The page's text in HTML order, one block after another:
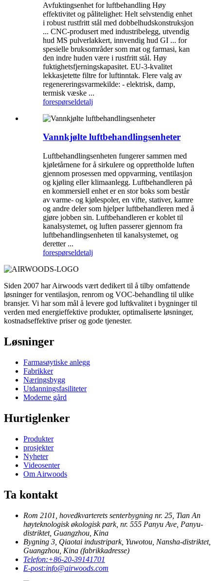
Avfuktingsenhet for luftbehandling Høy
effektivitet og pålitelighet: Helt selvstendig enhet
i robust rustfritt stål med dobbelhudskonstruksjon
... CNC-produsert med industribelegg, utvendig
hud MS pulverlakkert, innvendig hud GI ... for
spesielle bruksområder som mat og farmasi, kan
den indre huden være i rustfritt stål. Høy
fuktighetsfjerningskapasitet. EU-3-kvalitet
lekkasjetette filtre for luftinntak. Flere valg av
regenereringsvarmekilde: - elektrisk, damp,
termisk væske ...
forespørseldetalj
Vannkjølte luftbehandlingsenheter
Luftbehandlingsenheten fungerer sammen med
kjøletårnene for å sirkulere og opprettholde luften
gjennom prosessen med oppvarming, ventilasjon
og kjøling eller klimaanlegg. Luftbehandleren på
en kommersiell enhet er en stor boks som består
av varme- og kjølespoler, en vifte, stativer, kamre
og andre deler som hjelper luftbehandleren med å
gjøre jobben sin. Luftbehandleren er koblet til
kanalsystemet, og luften passerer gjennom fra
luftbehandlingsenheten til kanalsystemet, og
deretter ...
forespørseldetalj
Siden 2007 har Airwoods vært dedikert til å tilby omfattende
løsninger for ventilasjon, renrom og VOC-behandling til ulike
bransjer. Vi har som mål å levere god luftkvalitet i bygninger til
verden med energieffektive produkter, optimaliserte løsninger,
kostnadseffektive priser og gode tjenester.
Løsninger
Farmasøytiske anlegg
Fabrikker
Næringsbygg
Utdanningsfasiliteter
Moderne gård
Hurtiglenker
Produkter
prosjekter
Nyheter
Videosenter
Om Airwoods
Ta kontakt
Rom 2101, hovedkvarterets senterbygning nr. 25, Tian An
høyteknologisk økologisk park, nr. 555 Panyu Ave, Panyu-
distriktet, Guangzhou, Kina
Bygning 3, Qiaotai industripark, Yuwotou, Nansha-distriktet,
Guangzhou, Kina (fabrikkadresse)
Telefon:+86-20-39141701
E-post:info@airwoods.com